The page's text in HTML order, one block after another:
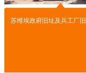
苏维埃政府旧址及兵工厂